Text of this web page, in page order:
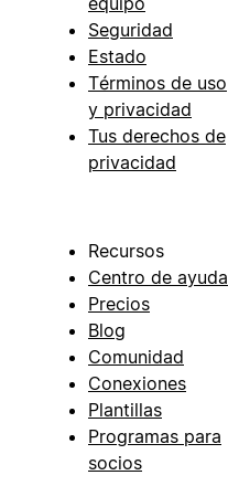
Seguridad
Estado
Términos de uso
y privacidad
Tus derechos de
privacidad
Recursos
Centro de ayuda
Precios
Blog
Comunidad
Conexiones
Plantillas
Programas para
socios